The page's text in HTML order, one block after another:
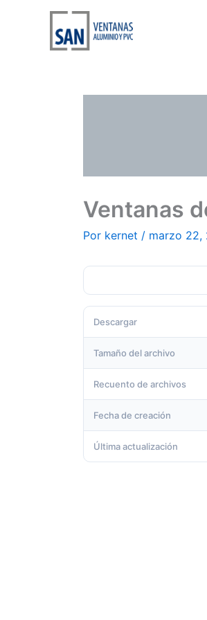
Ventanas
Por kernet / marzo 22,
Descargar
Tamaño del archivo
Recuento de archivos
Fecha de creación
Última actualización